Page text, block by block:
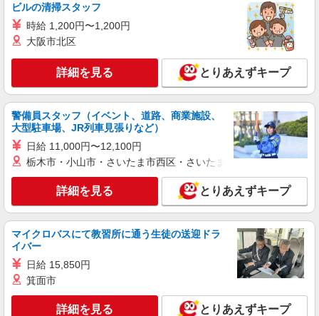
派遣社員
パーソルエクセルHRパートナーズ株式会社
イベント参加者受付や問い合わせ対応など
時給1,600円〜1,650円（経験・能力による）
※当社規定あり
大阪府泉佐野市／最寄駅：日根野駅
キープ 詳細を見る
パーソルエクセルHRパートナーズ株式会社
イベント参加者受付や問い合わせ対応など
時給1,600円〜1,650円（経験・能力による）
※当社規定あり
大阪府泉佐野市／最寄駅：日根野駅
ビルの清掃スタッフ
時給 1,200円〜1,200円
大阪市北区
詳細を見る とりあえずキープ
警備員スタッフ（イベント、道路、商業施設、
大型駐車場、JR列車見張りなど）
日給 11,000円〜12,100円
栃木市・小山市・さいたま市西区・さいたま市岩槻区・久喜市・
詳細を見る とりあえずキープ
マイクロバスにて教習所に通う生徒の送迎ドラ
イバー
日給 15,850円
箕面市
詳細を見る とりあえずキープ